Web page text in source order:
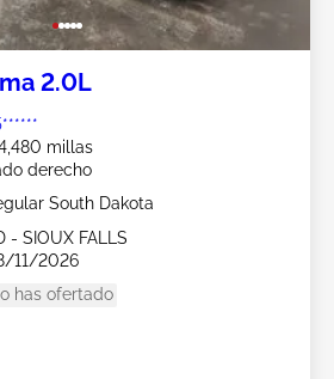
2.0L
millas
derecho
South Dakota
- SIOUX FALLS
11/2026
has ofertado